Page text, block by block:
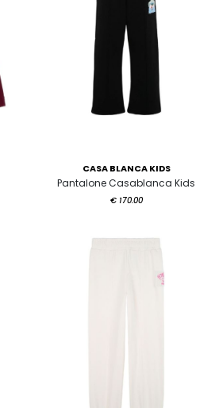
CASA BLANCA KIDS
Pantalone Casablanca Kids
€ 170.00